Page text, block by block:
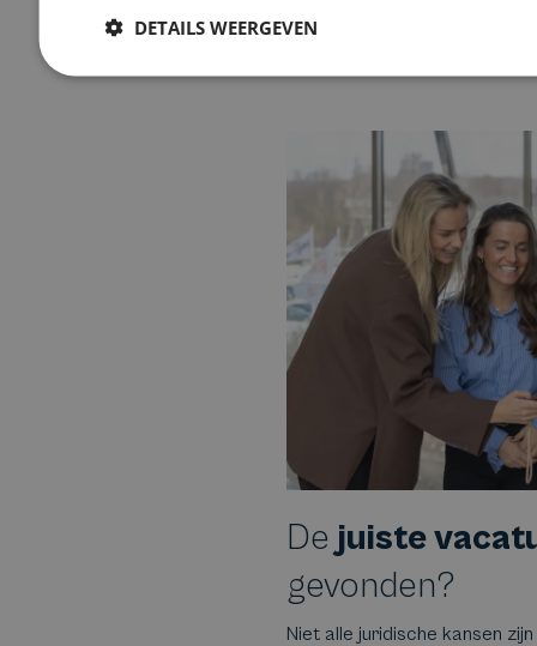
De juiste
gevonden?
Niet alle juridische kansen
DETAILS WEERGEVEN